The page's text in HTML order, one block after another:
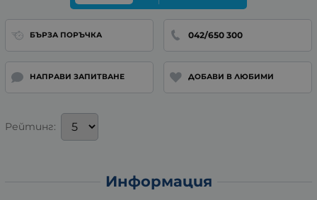
БЪРЗА ПОРЪЧКА 042/650 300
НАПРАВИ ЗАПИТВАНЕ ДОБАВИ В ЛЮБИМИ
Рейтинг:
Информация